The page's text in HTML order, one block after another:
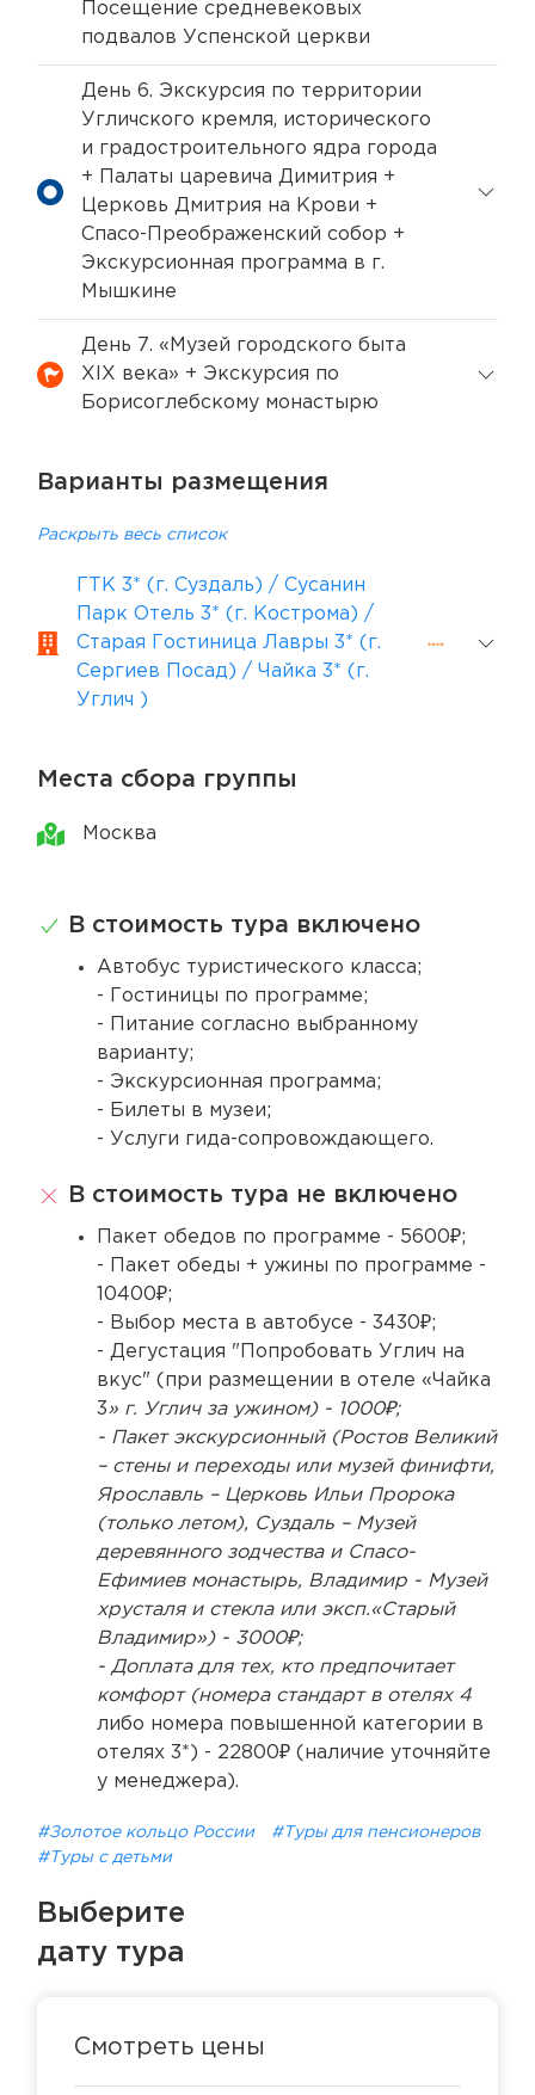
Посещение средневековых
подвалов Успенской церкви
День 6. Экскурсия по территории
Угличского кремля, исторического
и градостроительного ядра города
+ Палаты царевича Димитрия +
Церковь Дмитрия на Крови +
Спасо-Преображенский собор +
Экскурсионная программа в г.
Мышкине
День 7. «Музей городского быта
XIX века» + Экскурсия по
Борисоглебскому монастырю
Варианты размещения
Раскрыть весь список
ГТК 3* (г. Суздаль) / Сусанин
Парк Отель 3* (г. Кострома) /
Старая Гостиница Лавры 3* (г.
Сергиев Посад) / Чайка 3* (г.
Углич )
Места сбора группы
Москва
В стоимость тура включено
Автобус туристического класса;
- Гостиницы по программе;
- Питание согласно выбранному
варианту;
- Экскурсионная программа;
- Билеты в музеи;
- Услуги гида-сопровождающего.
В стоимость тура не включено
Пакет обедов по программе - 5600₽;
- Пакет обеды + ужины по программе -
10400₽;
- Выбор места в автобусе - 3430₽;
- Дегустация "Попробовать Углич на
вкус" (при размещении в отеле «Чайка
3» г. Углич за ужином) - 1000₽;
- Пакет экскурсионный (Ростов Великий
– стены и переходы или музей финифти,
Ярославль – Церковь Ильи Пророка
(только летом), Суздаль – Музей
деревянного зодчества и Спасо-
Ефимиев монастырь, Владимир - Музей
хрусталя и стекла или эксп.«Старый
Владимир») - 3000₽;
- Доплата для тех, кто предпочитает
комфорт (номера стандарт в отелях 4
либо номера повышенной категории в
отелях 3*) - 22800₽ (наличие уточняйте
у менеджера).
#Золотое кольцо России
#Туры для пенсионеров
#Туры с детьми
Выберите
дату тура
Смотреть цены